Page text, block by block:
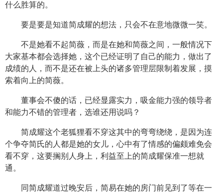
什么胜算的。
要是要是知道简成耀的想法，只会不在意地微微一笑。
不是她看不起简薇，而是在她和简薇之间，一般情况下
大家基本都会选择她，这个已经证明了自己的能力，做出了
成绩的人，而不是还在被上头的诸多管理层限制着发展，摸
索着向上的简薇。
董事会不傻的话，已经显露实力，吸金能力强的领导者
和能力不错的管理者，选谁还用说吗？
简成耀这个老狐狸看不穿这其中的弯弯绕绕，是因为连
个争夺简氏的人都是她的女儿，心中有了情感的偏颇难免会
看不穿，这要搁别人身上，利益至上的简成耀保准一想就
通。
同简成耀道过晚安后，简易在她的房门前见到了等在一